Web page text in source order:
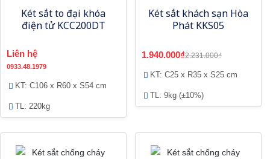
Két sắt to đại khóa
điện tử KCC200DT
Liên hệ
0933.48.1979
KT: C106 x R60 x S54 cm
TL: 220kg
Két sắt khách sạn Hòa
Phát KKS05
1.940.000₫2.231.000₫
KT: C25 x R35 x S25 cm
TL: 9kg (±10%)